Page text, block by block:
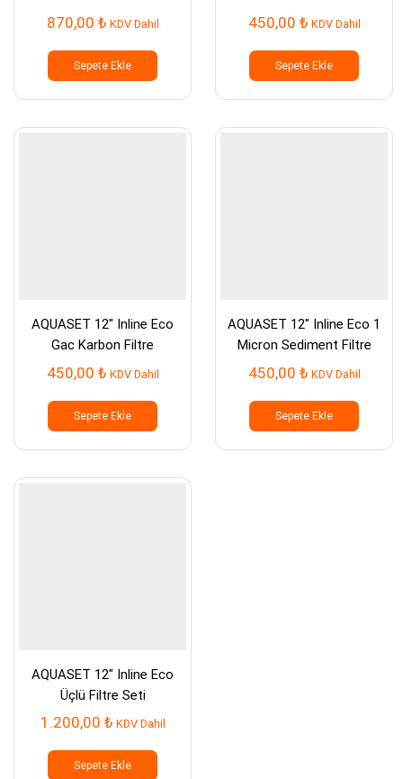
870,00 ₺ KDV Dahil
Sepete Ekle
450,00 ₺ KDV Dahil
Sepete Ekle
AQUASET 12″ Inline Eco
Gac Karbon Filtre
450,00 ₺ KDV Dahil
Sepete Ekle
AQUASET 12″ Inline Eco 1
Micron Sediment Filtre
450,00 ₺ KDV Dahil
Sepete Ekle
AQUASET 12″ Inline Eco
Üçlü Filtre Seti
1.200,00 ₺ KDV Dahil
Sepete Ekle